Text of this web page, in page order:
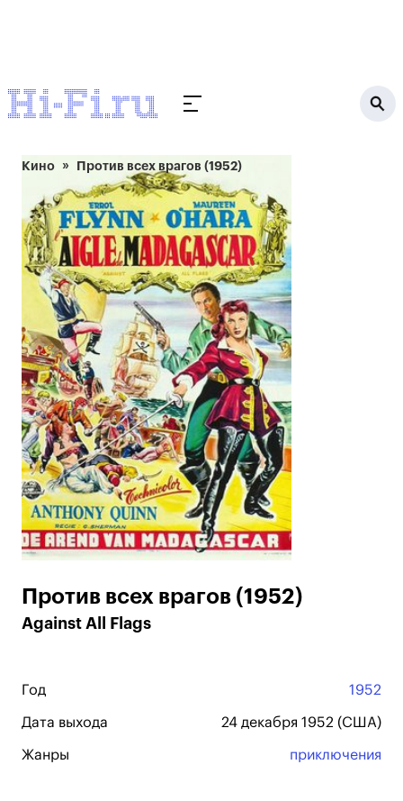
Кино Против всех врагов (1952)
Против всех врагов (1952)
Against All Flags
Год 1952
Дата выхода 24 декабря 1952 (США)
Жанры приключения